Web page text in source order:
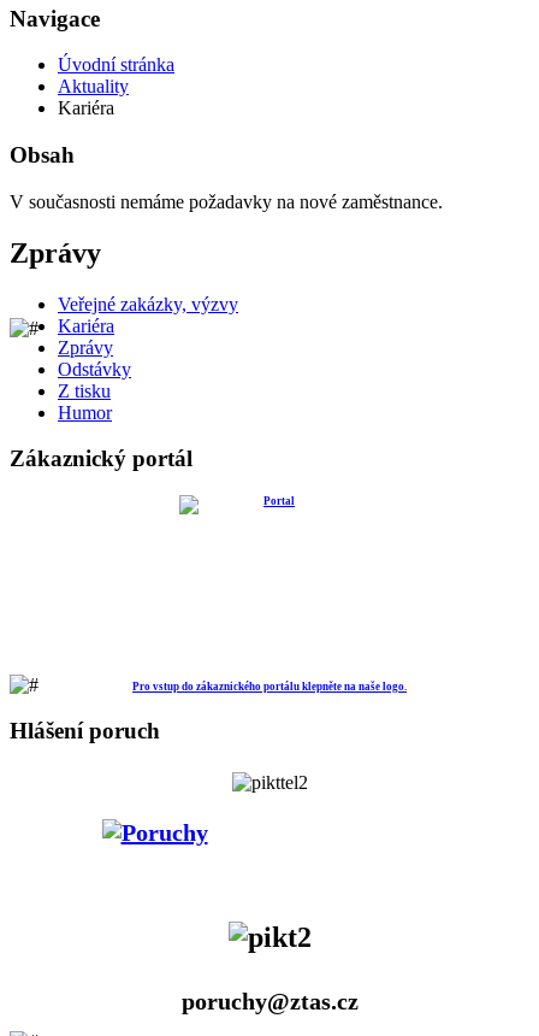
Navigace
Úvodní stránka
Aktuality
Kariéra
Obsah
V současnosti nemáme požadavky na nové zaměstnance.
Zprávy
Veřejné zakázky, výzvy
Kariéra
Zprávy
Odstávky
Z tisku
Humor
Zákaznický portál
Pro vstup do zákaznického portálu klepněte na naše logo.
Hlášení poruch
poruchy@ztas.cz